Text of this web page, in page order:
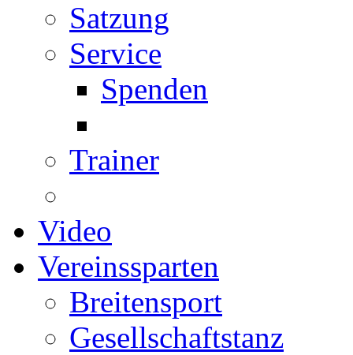
Satzung
Service
Spenden
Trainer
Video
Vereinssparten
Breitensport
Gesellschaftstanz